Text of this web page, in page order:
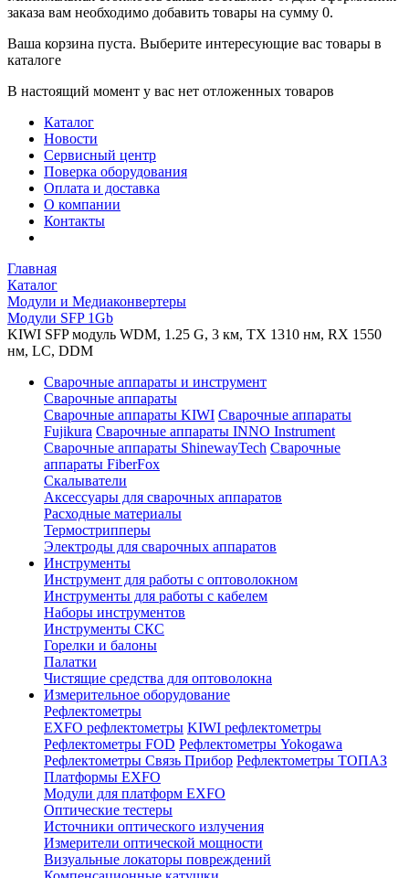
заказа вам необходимо добавить товары на сумму 0.
Ваша корзина пуста. Выберите интересующие вас товары в
каталоге
В настоящий момент у вас нет отложенных товаров
Каталог
Новости
Сервисный центр
Поверка оборудования
Оплата и доставка
О компании
Контакты
Главная
Каталог
Модули и Медиаконвертеры
Модули SFP 1Gb
KIWI SFP модуль WDM, 1.25 G, 3 км, TX 1310 нм, RX 1550
нм, LC, DDM
Сварочные аппараты и инструмент
Сварочные аппараты
Сварочные аппараты KIWI Сварочные аппараты
Fujikura Сварочные аппараты INNO Instrument
Сварочные аппараты ShinewayTech Cварочные
аппараты FiberFox
Скалыватели
Аксессуары для сварочных аппаратов
Расходные материалы
Термострипперы
Электроды для сварочных аппаратов
Инструменты
Инструмент для работы с оптоволокном
Инструменты для работы с кабелем
Наборы инструментов
Инструменты СКС
Горелки и балоны
Палатки
Чистящие средства для оптоволокна
Измерительное оборудование
Рефлектометры
EXFO рефлектометры KIWI рефлектометры
Рефлектометры FOD Рефлектометры Yokogawa
Рефлектометры Связь Прибор Рефлектометры ТОПАЗ
Платформы EXFO
Модули для платформ EXFO
Оптические тестеры
Источники оптического излучения
Измерители оптической мощности
Визуальные локаторы повреждений